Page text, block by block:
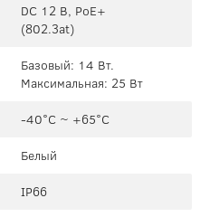
DC 12 В, PoE+
(802.3at)
Базовый: 14 Вт.
Максимальная: 25 Вт
-40°C ~ +65°C
Белый
IP66